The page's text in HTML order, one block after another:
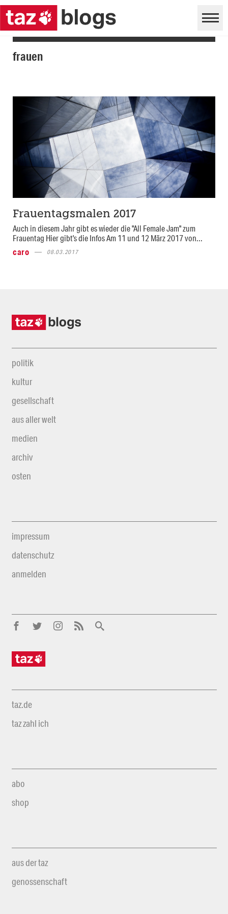
frauen
Frauentagsmalen 2017
Auch in diesem Jahr gibt es wieder die "All Female Jam" zum
Frauentag Hier gibt's die Infos Am 11 und 12 März 2017 von...
caro
08.03.2017
politik
kultur
gesellschaft
aus aller welt
medien
archiv
osten
impressum
datenschutz
anmelden
taz.de
taz zahl ich
abo
shop
aus der taz
genossenschaft